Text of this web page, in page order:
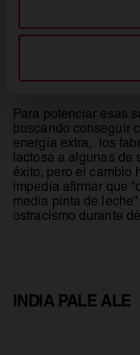
luz. Y es que en una
sobre los efectos
Para potenciar esas
buscando conseguir
energía extra, los
lactosa a algunas de
éxito, pero el cambio
impedía afirmar que
media pinta de
ostracismo durante
INDIA PALE ALE